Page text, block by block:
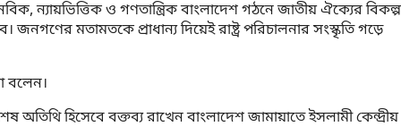
ন্যায়ভিত্তিক ও গণতান্ত্রিক বাংলাদেশ গঠনে জাতীয় ঐক্যের বিকল্প
মতামতকে প্রাধান্য দিয়েই রাষ্ট্র পরিচালনার সংস্কৃতি গড়ে
বলেন।
হিসেবে বক্তব্য রাখেন বাংলাদেশ জামায়াতে ইসলামী কেন্দ্রীয়